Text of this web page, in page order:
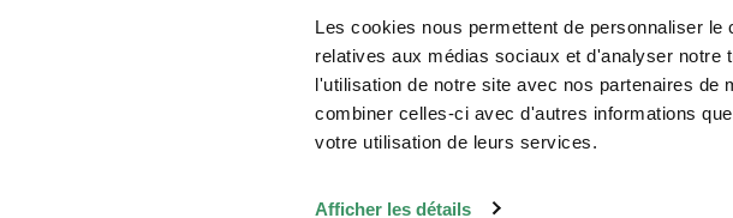
Les cookies nous permettent de personnaliser
relatives aux médias sociaux et d'analyser notre
l'utilisation de notre site avec nos partenaires de
combiner celles-ci avec d'autres informations
votre utilisation de leurs services.
Afficher les détails